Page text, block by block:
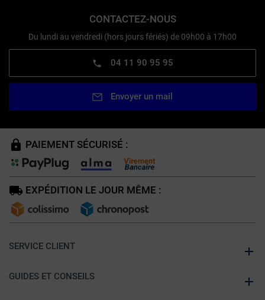
CONTACTEZ-NOUS
Du lundi au vendredi (hors jours fériés) de 09h00 à 17h00
04 11 90 95 95
Envoyer un mail
PAIEMENT SÉCURISÉ :
EXPÉDITION LE JOUR MÊME :
SERVICE CLIENT
GUIDES ET CONSEILS